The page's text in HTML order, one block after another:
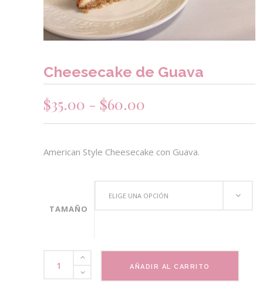
Cheesecake de Guava
$35.00 - $60.00
desde
$35.00
$60.00
American Style Cheesecake con Guava.
TAMAÑO
ELIGE UNA OPCIÓN
Cheesecake
AÑADIR AL CARRITO